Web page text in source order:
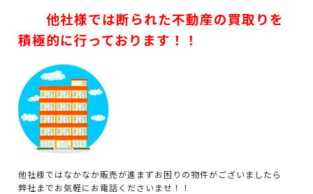
他社様では断られた不動産の買取りを
積極的に行っております！！
他社様ではなかなか販売が進まずお困りの物件がございましたら
弊社までお気軽にお電話くださいませ！！